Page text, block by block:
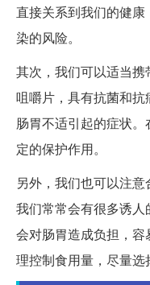
直接关系到我们的健
染的风险。
其次，我们可以适当
咀嚼片，具有抗菌和
肠胃不适引起的症状
定的保护作用。
另外，我们也可以注
我们常常会有很多诱
会对肠胃造成负担，
理控制食用量，尽量选